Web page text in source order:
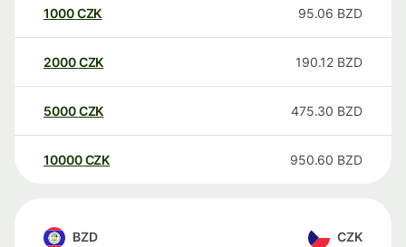
1000CZK 95.06 BZD
2000CZK 190.12 BZD
5000CZK 475.30 BZD
10000 CZK 950.60 BZD
BZD CZK